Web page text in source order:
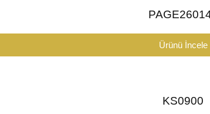
Ürünü İncele
KS0900